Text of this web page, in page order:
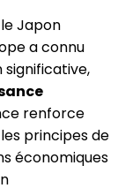
Japon
a connu
significative,
renforce
principes de
économiques